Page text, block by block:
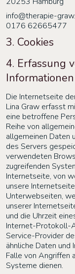
info@therapie-
0176 62665477
3. Cookies
4. Erfassung
Informationen
Die Internetseite
Lina Graw erfasst
eine betroffene
Reihe von
allgemeinen Daten
des Servers
verwendeten
zugreifenden
Internetseite, von
unsere
Unterwebseiten,
unserer
und die Uhrzeit
Internet-Protokoll-
Service-Provider
ähnliche Daten und
Falle von Angriffen
Systeme dienen.